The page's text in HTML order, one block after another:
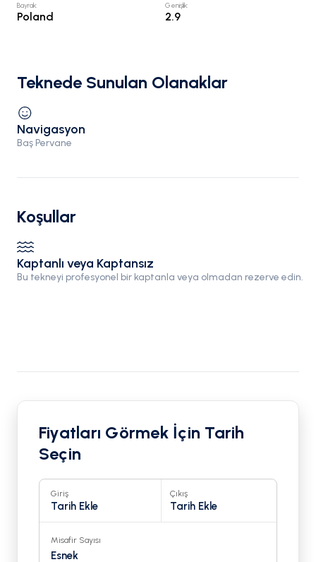
Bayrak:
Poland
Genişlik:
2.9
Teknede Sunulan Olanaklar
Navigasyon
Baş Pervane
Koşullar
Kaptanlı veya Kaptansız
Bu tekneyi profesyonel bir kaptanla veya olmadan rezerve edin.
Fiyatları Görmek İçin Tarih
Seçin
Giriş
Tarih Ekle
Çıkış
Tarih Ekle
Misafir Sayısı
Esnek